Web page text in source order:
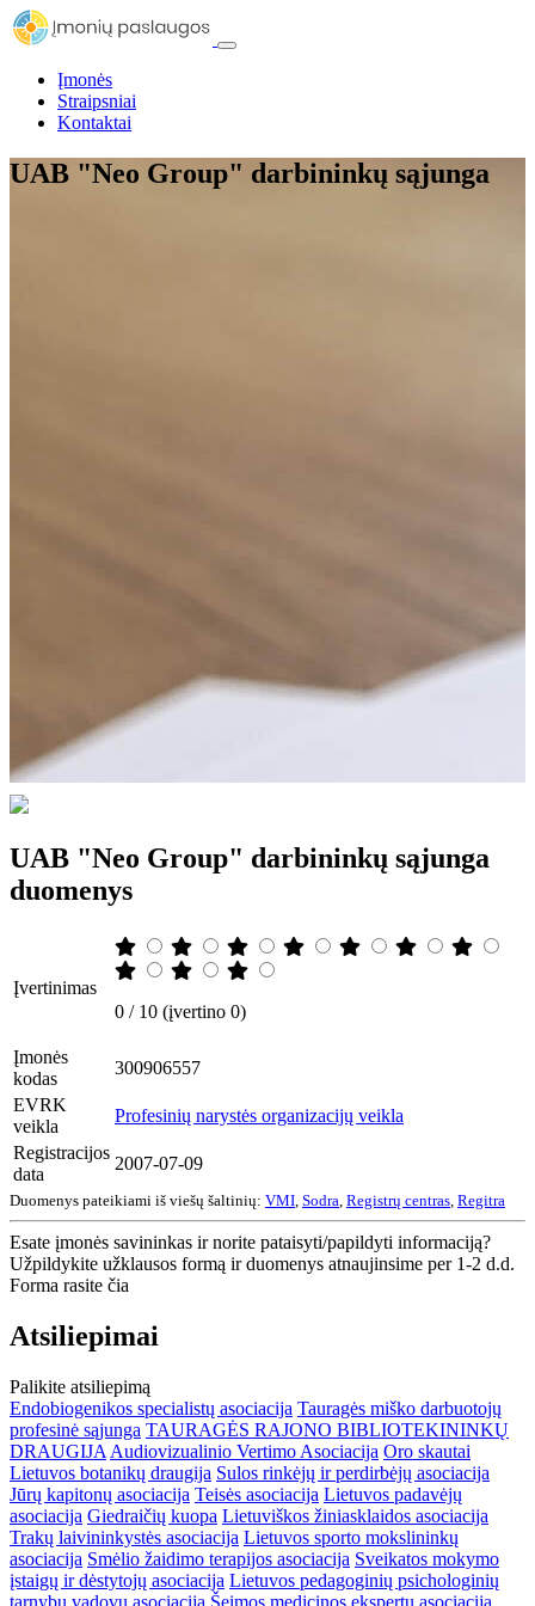
Įmonės
Straipsniai
Kontaktai
UAB "Neo Group" darbininkų sąjunga
UAB "Neo Group" darbininkų sąjunga
duomenys
Įvertinimas
0 / 10 (įvertino 0)
Įmonės
kodas
300906557
EVRK
veikla
Profesinių narystės organizacijų veikla
Registracijos
data
2007-07-09
Duomenys pateikiami iš viešų šaltinių: VMI Sodra Registrų centras Regitra
Esate įmonės savininkas ir norite pataisyti/papildyti informaciją?
Užpildykite užklausos formą ir duomenys atnaujinsime per 1-2 d.d.
Forma rasite čia
Atsiliepimai
Palikite atsiliepimą
Endobiogenikos specialistų asociacija Tauragės miško darbuotojų
profesinė sąjunga TAURAGĖS RAJONO BIBLIOTEKININKŲ
DRAUGIJA Audiovizualinio Vertimo Asociacija Oro skautai
Lietuvos botanikų draugija Sulos rinkėjų ir perdirbėjų asociacija
Jūrų kapitonų asociacija Teisės asociacija Lietuvos padavėjų
asociacija Giedraičių kuopa Lietuviškos žiniasklaidos asociacija
Trakų laivininkystės asociacija Lietuvos sporto mokslininkų
asociacija Smėlio žaidimo terapijos asociacija Sveikatos mokymo
įstaigų ir dėstytojų asociacija Lietuvos pedagoginių psichologinių
tarnybų vadovų asociacija Šeimos medicinos ekspertų asociacija